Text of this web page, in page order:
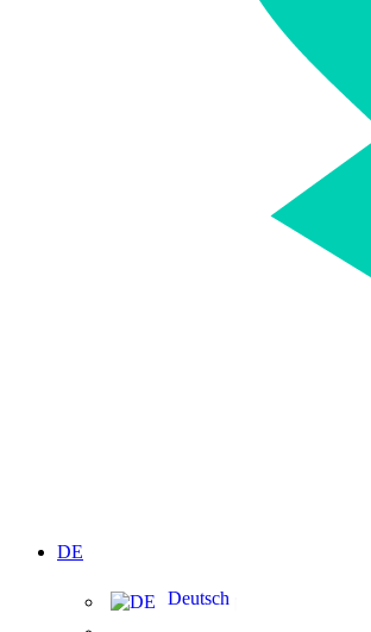
DE
Deutsch